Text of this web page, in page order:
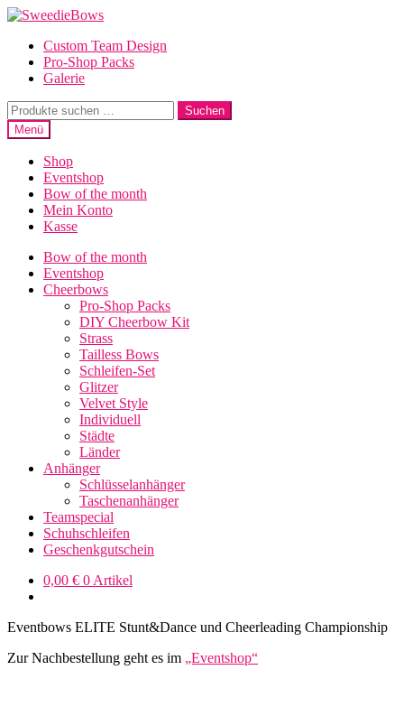
Zur
springen
Zum
springenCustom Team Design
Pro-Shop Packs
Galerie
Suche
nach:
Suchen
Menü
Shop
Eventshop
Bow of the month
Mein Konto
Kasse
Bow of the month
Eventshop
Cheerbows
Pro-Shop Packs
DIY Cheerbow Kit
Strass
Tailless Bows
Schleifen-Set
Glitzer
Velvet Style
Individuell
Städte
Länder
Anhänger
Schlüsselanhänger
Taschenanhänger
Teamspecial
Schuhschleifen
Geschenkgutschein
0,00 € 0 Artikel
Eventbows ELITE Stunt&Dance und Cheerleading Championship
Zur Nachbestellung geht es im „Eventshop“